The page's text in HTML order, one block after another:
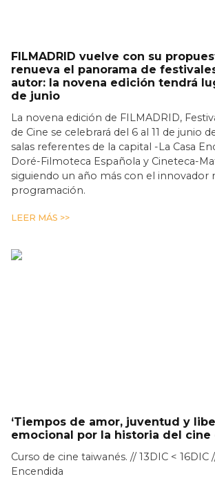
FILMADRID vuelve con su
renueva el panorama de
autor: la novena edición tendrá
de junio
La novena edición de FILMADRID,
de Cine se celebrará del 6 al 11 de junio
salas referentes de la capital -La Casa
Doré-Filmoteca Española y Cineteca-
siguiendo un año más con el innovador
programación.
LEER MÁS >>
‘Tiempos de amor, juventud y
emocional por la historia del cine
Curso de cine taiwanés. // 13DIC < 16DIC
Encendida